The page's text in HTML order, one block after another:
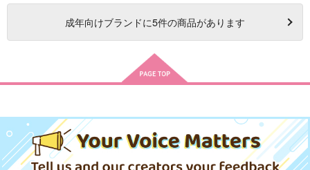
成年向けブランドに5件の商品があります